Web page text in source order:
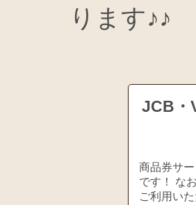
ります♪♪
JCB・
商品券サ
です！ な
ご利用いた